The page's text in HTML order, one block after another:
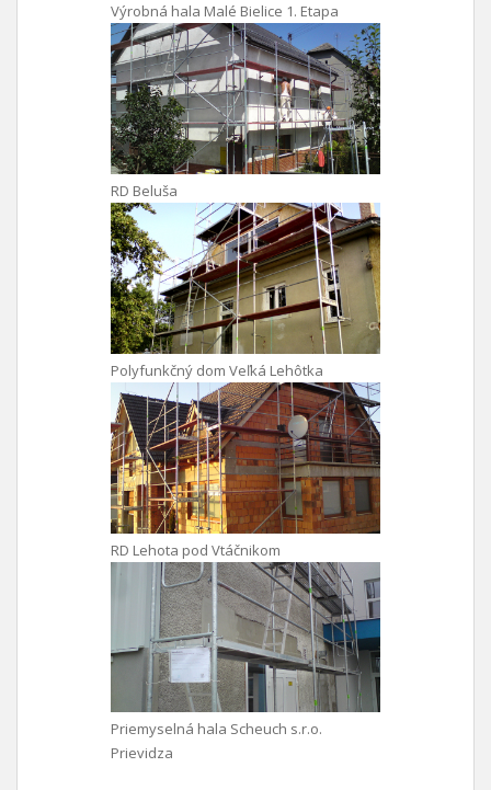
Výrobná hala Malé Bielice 1. Etapa
RD Beluša
Polyfunkčný dom Veľká Lehôtka
RD Lehota pod Vtáčnikom
Priemyselná hala Scheuch s.r.o.
Prievidza